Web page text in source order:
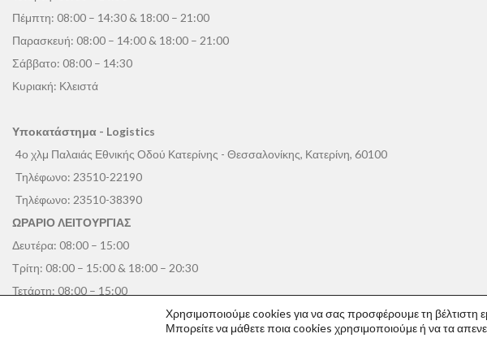
Πέμπτη: 08:00 – 14:30 & 18:00 – 21:00
Παρασκευή: 08:00 – 14:00 & 18:00 – 21:00
Σάββατο: 08:00 – 14:30
Κυριακή: Κλειστά
Υποκατάστημα - Logistics
4ο χλμ Παλαιάς Εθνικής Οδού Κατερίνης - Θεσσαλονίκης, Κατερίνη, 60100
Τηλέφωνο: 23510-22190
Τηλέφωνο: 23510-38390
ΩΡΑΡΙΟ ΛΕΙΤΟΥΡΓΙΑΣ
Δευτέρα: 08:00 – 15:00
Τρίτη: 08:00 – 15:00 & 18:00 – 20:30
Τετάρτη: 08:00 – 15:00
Πέμπτη: 08:00 – 15:00 & 18:00 – 20:30Χρησιμοποιούμε cookies για να σας προσφέρουμε τη βέλτιστη
Μπορείτε να μάθετε ποια cookies χρησιμοποιούμε ή να τα